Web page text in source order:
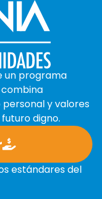
un programa
y valores
digno.
estándares del